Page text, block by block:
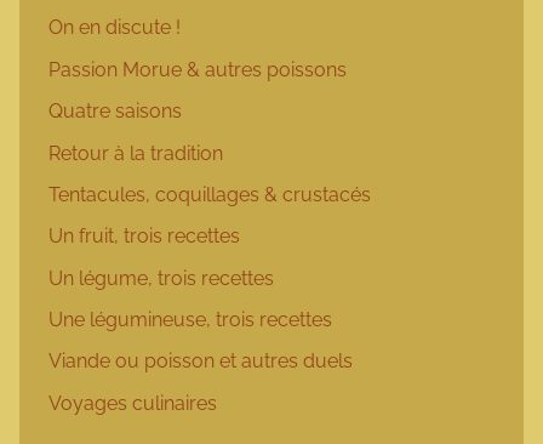
On en discute !
Passion Morue & autres poissons
Quatre saisons
Retour à la tradition
Tentacules, coquillages & crustacés
Un fruit, trois recettes
Un légume, trois recettes
Une légumineuse, trois recettes
Viande ou poisson et autres duels
Voyages culinaires